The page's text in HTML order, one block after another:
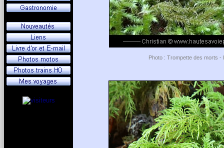
Photo : Trompette des morts -